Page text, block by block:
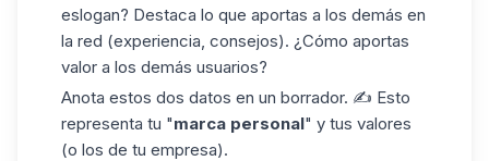
eslogan? Destaca lo que aportas a los demás en
la red (experiencia, consejos). ¿Cómo aportas
valor a los demás usuarios?
Anota estos dos datos en un borrador. ✍ Esto
representa tu "marca personal" y tus valores
(o los de tu empresa).